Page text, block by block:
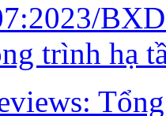
trình hạ